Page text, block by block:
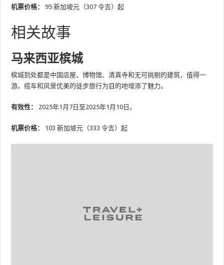
机票价格： 95 新加坡元（307 令吉）起
相关故事
马来西亚槟城
槟城到处都是中国店屋、博物馆、清真寺和无可挑剔的建筑，值得一
游。缆车和风景优美的徒步旅行为目的地增添了魅力。
有效性： 2025年1月7日至2025年1月10日。
机票价格： 103 新加坡元（333 令吉）起